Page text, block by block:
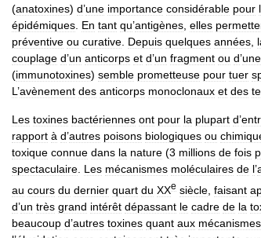
(anatoxines) d’une importance considérable pour
épidémiques En tant qu’antigènes elles
préventive ou curative Depuis quelques années
couplage d’un anticorps et d’un fragment ou d’une
(immunotoxines) semble prometteuse pour tuer
L ’avènement des anticorps monoclonaux et des
Les toxines bactériennes ont pour la plupart d’
rapport à d’autres poisons biologiques ou
toxique connue dans la nature (3 millions de fois
spectaculaire Les mécanismes moléculaires de l’
au cours du dernier quart du XXe siècle faisant
d’un très grand intérêt dépassant le cadre de la
beaucoup d’autres toxines quant aux mécanismes